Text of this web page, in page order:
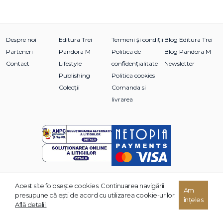
Despre noi
Parteneri
Contact
Editura Trei
Pandora M
Lifestyle
Publishing
Colecții
Termeni și condiții
Politica de
confidențialitate
Politica cookies
Comanda si
livrarea
Blog Editura Trei
Blog Pandora M
Newsletter
© 2026 Grupul Editorial TREI. Toate drepturile rezervate.
Acest site foloseşte cookies. Continuarea navigării
presupune că eşti de acord cu utilizarea cookie-urilor.
Află detalii.
Am
înțeles